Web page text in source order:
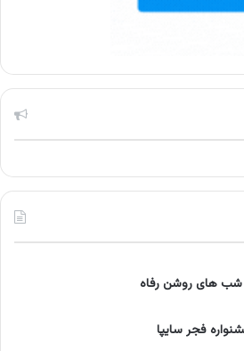
شب های روشن رفاه
فجر سایپا